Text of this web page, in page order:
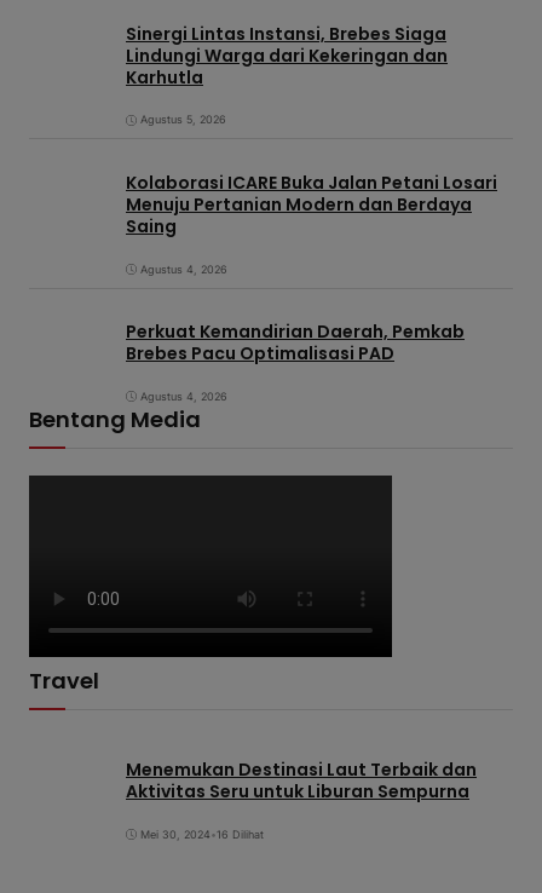
Sinergi Lintas Instansi, Brebes Siaga
Lindungi Warga dari Kekeringan dan
Karhutla
Agustus 5, 2026
Kolaborasi ICARE Buka Jalan Petani Losari
Menuju Pertanian Modern dan Berdaya
Saing
Agustus 4, 2026
Perkuat Kemandirian Daerah, Pemkab
Brebes Pacu Optimalisasi PAD
Agustus 4, 2026
Bentang Media
Travel
Menemukan Destinasi Laut Terbaik dan
Aktivitas Seru untuk Liburan Sempurna
Mei 30, 2024•16 Dilihat